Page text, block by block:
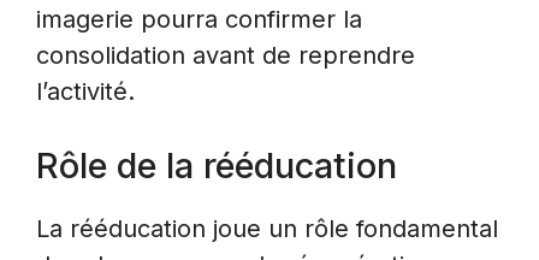
imagerie pourra confirmer la
consolidation avant de reprendre
l’activité.
Rôle de la rééducation
La rééducation joue un rôle fondamental